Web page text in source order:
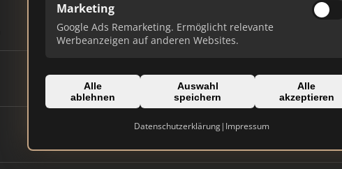
Marketing
Google Ads Remarketing. Ermöglicht relevante
Werbeanzeigen auf anderen Websites.
Alle
ablehnen
Auswahl
speichern
Alle
akzeptieren
Datenschutzerklärung| Impressum